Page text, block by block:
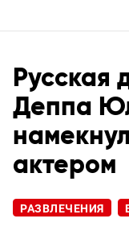
Русская
Деппа
актером
РАЗВЛЕЧЕНИЯ